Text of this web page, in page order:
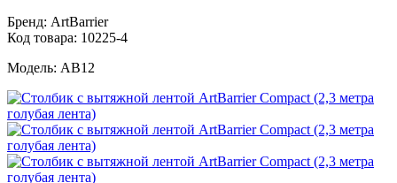
Бренд: ArtBarrier
Код товара: 10225-4
Модель: АВ12